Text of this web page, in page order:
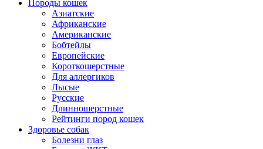
Породы кошек
Азиатские
Африканские
Американские
Бобтейлы
Европейские
Короткошерстные
Для аллергиков
Лысые
Русские
Длинношерстные
Рейтинги пород кошек
Здоровье собак
Болезни глаз